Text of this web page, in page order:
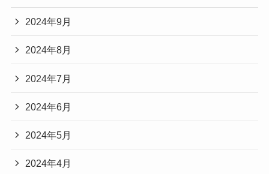
2024年9月
2024年8月
2024年7月
2024年6月
2024年5月
2024年4月